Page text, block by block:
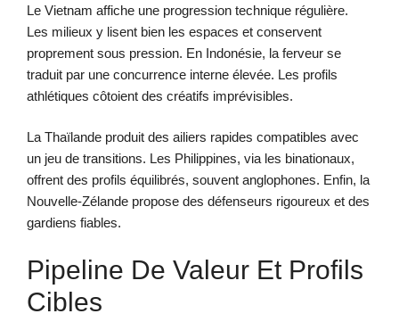
Le Vietnam affiche une progression technique régulière.
Les milieux y lisent bien les espaces et conservent
proprement sous pression. En Indonésie, la ferveur se
traduit par une concurrence interne élevée. Les profils
athlétiques côtoient des créatifs imprévisibles.
La Thaïlande produit des ailiers rapides compatibles avec
un jeu de transitions. Les Philippines, via les binationaux,
offrent des profils équilibrés, souvent anglophones. Enfin, la
Nouvelle-Zélande propose des défenseurs rigoureux et des
gardiens fiables.
Pipeline De Valeur Et Profils
Cibles